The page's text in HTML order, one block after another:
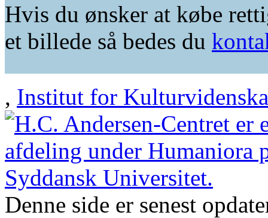
Hvis du ønsker at købe
et billede så bedes du
, Institut for
Denne side er senest